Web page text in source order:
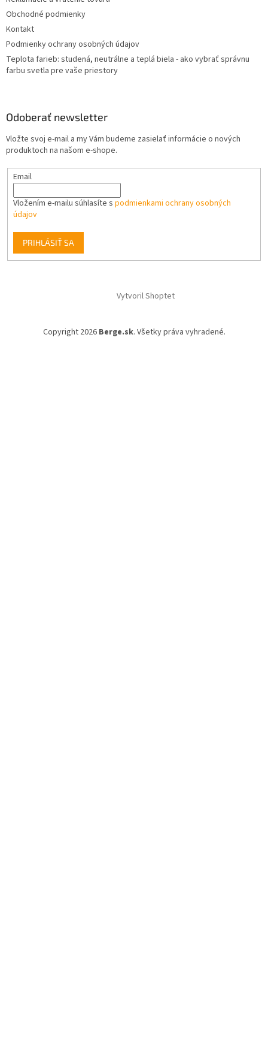
Obchodné podmienky
Kontakt
Podmienky ochrany osobných údajov
Teplota farieb: studená, neutrálne a teplá biela - ako vybrať správnu
farbu svetla pre vaše priestory
Odoberať newsletter
Vložte svoj e-mail a my Vám budeme zasielať informácie o nových
produktoch na našom e-shope.
Email
Vložením e-mailu súhlasíte s podmienkami ochrany osobných
údajov
PRIHLÁSIŤ SA
Vytvoril Shoptet
Copyright 2026 Berge.sk. Všetky práva vyhradené.